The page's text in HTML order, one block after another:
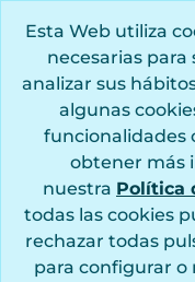
Esta Web utiliza
necesarias
analizar sus
algunas
funcionalidades
obtener más
nuestra Política
todas las cookies
rechazar todas
para configurar o